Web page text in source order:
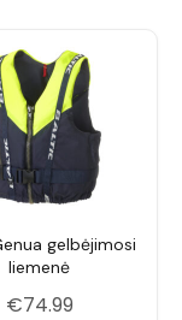
riba,
gelbėjimosi
liemenė
€74.99